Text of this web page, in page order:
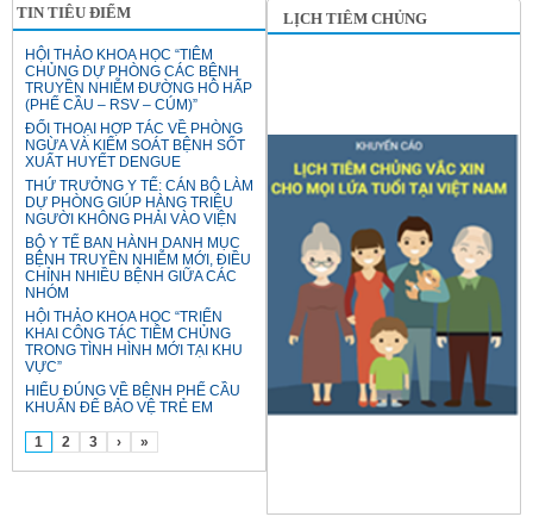
TIN TIÊU ĐIỂM
HỘI THẢO KHOA HỌC “TIÊM
CHỦNG DỰ PHÒNG CÁC BỆNH
TRUYỀN NHIỄM ĐƯỜNG HÔ HẤP
(PHẾ CẦU – RSV – CÚM)”
ĐỐI THOẠI HỢP TÁC VỀ PHÒNG
NGỪA VÀ KIỂM SOÁT BỆNH SỐT
XUẤT HUYẾT DENGUE
THỨ TRƯỞNG Y TẾ: CÁN BỘ LÀM
DỰ PHÒNG GIÚP HÀNG TRIỆU
NGƯỜI KHÔNG PHẢI VÀO VIỆN
BỘ Y TẾ BAN HÀNH DANH MỤC
BỆNH TRUYỀN NHIỄM MỚI, ĐIỀU
CHỈNH NHIỀU BỆNH GIỮA CÁC
NHÓM
HỘI THẢO KHOA HỌC “TRIỂN
KHAI CÔNG TÁC TIÊM CHỦNG
TRONG TÌNH HÌNH MỚI TẠI KHU
VỰC”
HIỂU ĐÚNG VỀ BỆNH PHẾ CẦU
KHUẨN ĐỂ BẢO VỆ TRẺ EM
1 2 3 › »
LỊCH TIÊM CHỦNG